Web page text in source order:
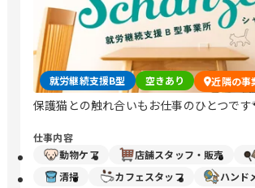
就労継続支援B型 空きあり 近隣の事
保護猫との触れ合いもお仕事のひとつです
仕事内容
動物ケア
店舗スタッフ・販売
清掃
カフェスタッフ ハンド